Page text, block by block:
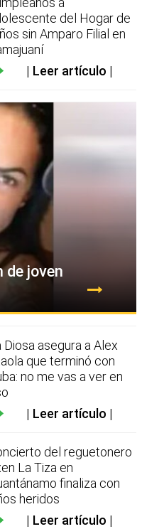
del Hogar de
sin Amparo Filial en
Leer artículo
de joven
Diosa asegura a Alex
que terminó con
no me vas a ver en
Leer artículo
del reguetonero
La Tiza en
finaliza con
heridos
Leer artículo